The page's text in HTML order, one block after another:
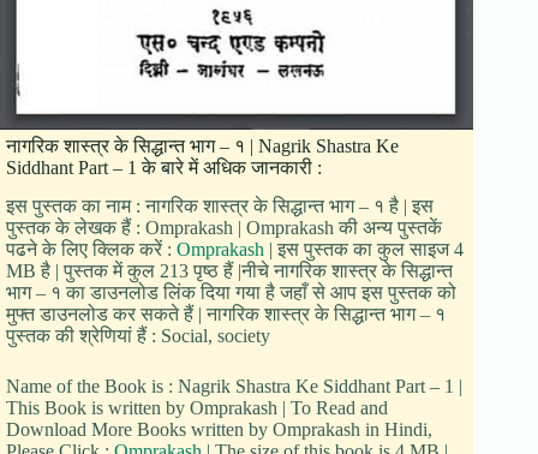
नागरिक शास्त्र के सिद्धान्त भाग – १ | Nagrik Shastra Ke
Siddhant Part – 1 के बारे में अधिक जानकारी :
इस पुस्तक का नाम : नागरिक शास्त्र के सिद्धान्त भाग – १ है | इस
पुस्तक के लेखक हैं : Omprakash | Omprakash की अन्य पुस्तकें
पढने के लिए क्लिक करें : Omprakash | इस पुस्तक का कुल साइज 4
MB है | पुस्तक में कुल 213 पृष्ठ हैं |नीचे नागरिक शास्त्र के सिद्धान्त
भाग – १ का डाउनलोड लिंक दिया गया है जहाँ से आप इस पुस्तक को
मुफ्त डाउनलोड कर सकते हैं | नागरिक शास्त्र के सिद्धान्त भाग – १
पुस्तक की श्रेणियां हैं : Social, society
Name of the Book is : Nagrik Shastra Ke Siddhant Part – 1 |
This Book is written by Omprakash | To Read and
Download More Books written by Omprakash in Hindi,